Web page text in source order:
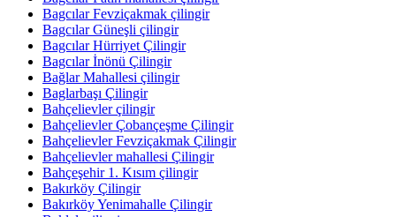
Bagcılar Fevziçakmak çilingir
Bagcılar Güneşli çilingir
Bagcılar Hürriyet Çilingir
Bagcılar İnönü Çilingir
Bağlar Mahallesi çilingir
Baglarbaşı Çilingir
Bahçelievler çilingir
Bahçelievler Çobançeşme Çilingir
Bahçelievler Fevziçakmak Çilingir
Bahçelievler mahallesi Çilingir
Bahçeşehir 1. Kısım çilingir
Bakırköy Çilingir
Bakırköy Yenimahalle Çilingir